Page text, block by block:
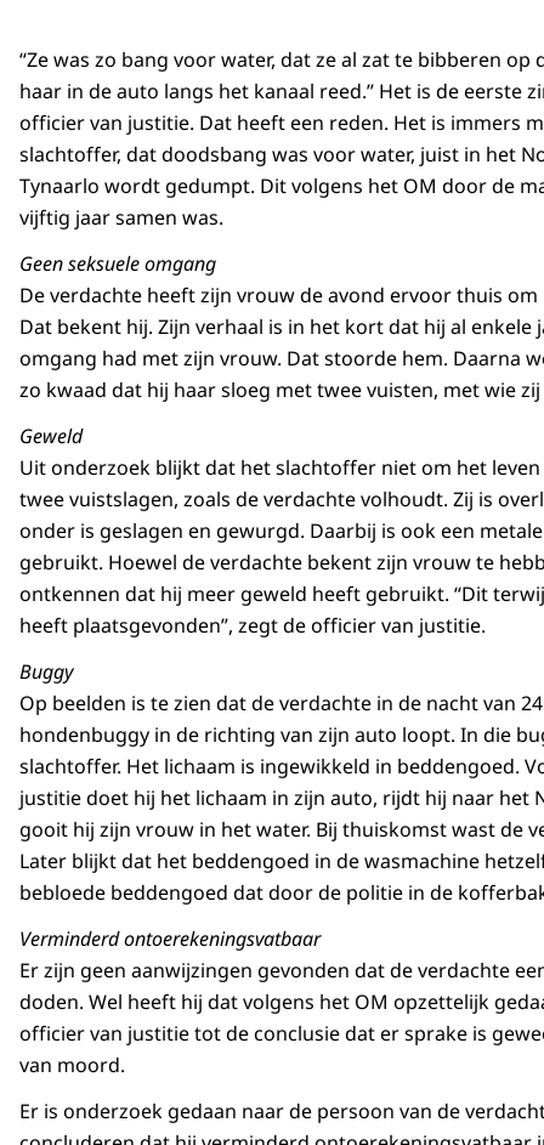
“Ze was zo bang voor water, dat ze al zat te bibberen op
haar in de auto langs het kanaal reed.” Het is de eerste
officier van justitie. Dat heeft een reden. Het is immers
slachtoffer, dat doodsbang was voor water, juist in het
Tynaarlo wordt gedumpt. Dit volgens het OM door de
vijftig jaar samen was.
Geen seksuele omgang
De verdachte heeft zijn vrouw de avond ervoor thuis
Dat bekent hij. Zijn verhaal is in het kort dat hij al enkele
omgang had met zijn vrouw. Dat stoorde hem. Daarna
zo kwaad dat hij haar sloeg met twee vuisten, met wie
Geweld
Uit onderzoek blijkt dat het slachtoffer niet om het
twee vuistslagen, zoals de verdachte volhoudt. Zij is
onder is geslagen en gewurgd. Daarbij is ook een
gebruikt. Hoewel de verdachte bekent zijn vrouw te
ontkennen dat hij meer geweld heeft gebruikt. “Dit
heeft plaatsgevonden”, zegt de officier van justitie.
Buggy
Op beelden is te zien dat de verdachte in de nacht van
hondenbuggy in de richting van zijn auto loopt. In die
slachtoffer. Het lichaam is ingewikkeld in beddengoed.
justitie doet hij het lichaam in zijn auto, rijdt hij naar het
gooit hij zijn vrouw in het water. Bij thuiskomst wast de
Later blijkt dat het beddengoed in de wasmachine
bebloede beddengoed dat door de politie in de
Verminderd ontoerekeningsvatbaar
Er zijn geen aanwijzingen gevonden dat de verdachte
doden. Wel heeft hij dat volgens het OM opzettelijk
officier van justitie tot de conclusie dat er sprake is
van moord.
Er is onderzoek gedaan naar de persoon van de